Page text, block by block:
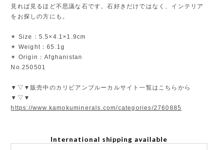
見れば見るほど不思議な石です。石好きだけではなく、インテリア
をお探しの方にも。
✴︎ Size：5.5×4.1×1.9cm
✴︎ Weight：65.1g
✴︎ Origin：Afghanistan
No.250501
▼▽▼販売中のカリビアンブルーカルサイト一覧はこちらから
▼▽▼
https://www.kamokuminerals.com/categories/2760885
International shipping available